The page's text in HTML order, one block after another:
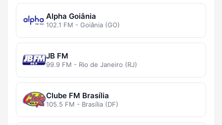
Alpha Goiânia
102.1 FM - Goiânia (GO)
JB FM
99.9 FM - Rio de Janeiro (RJ)
Clube FM Brasília
105.5 FM - Brasília (DF)